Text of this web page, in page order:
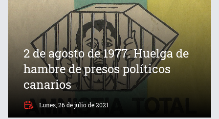
2 de agosto de 1977. Huelga de
hambre de presos políticos
canarios
Lunes, 26 de julio de 2021